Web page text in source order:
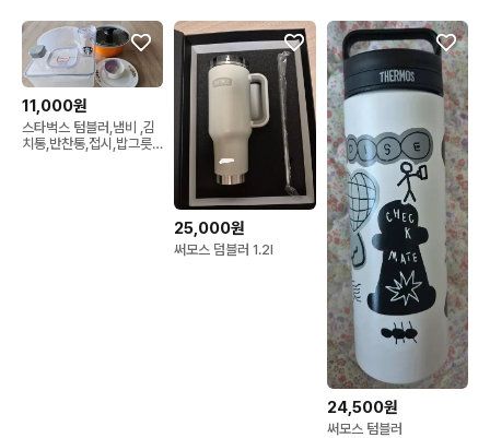
11,000원
스타벅스 텀블러,냄비 ,김
치통,반찬통,접시,밥그릇
25,000원
써모스 덤블러 1.2l
24,500원
써모스 텀블러